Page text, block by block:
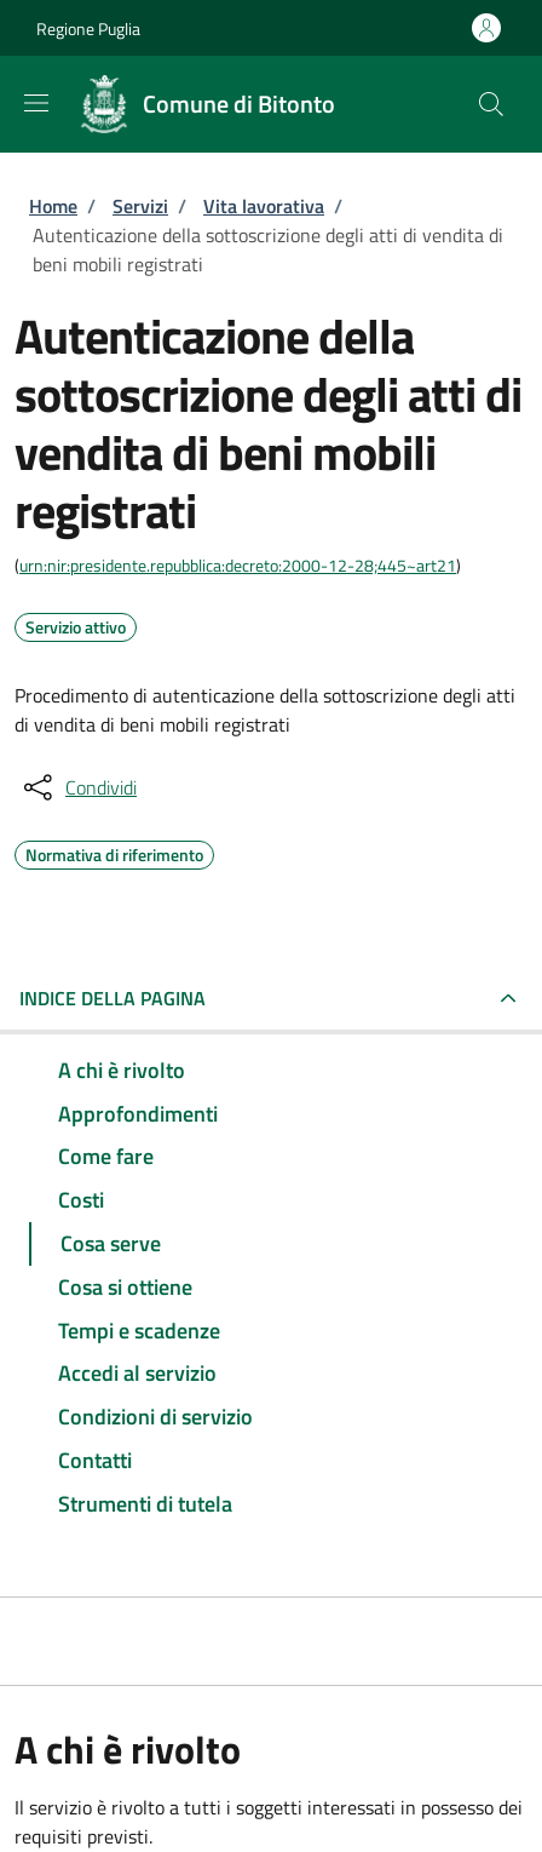
Regione Puglia
Comune di Bitonto
Briciole di pane
Home / Servizi / Vita lavorativa /
Autenticazione della sottoscrizione degli atti di vendita di
beni mobili registrati
Autenticazione della
sottoscrizione degli atti di
vendita di beni mobili
registrati
(urn:nir:presidente.repubblica:decreto:2000-12-28;445~art21)
Servizio attivo
Procedimento di autenticazione della sottoscrizione degli atti
di vendita di beni mobili registrati
Condividi
Normativa di riferimento
INDICE DELLA PAGINA
A chi è rivolto
Approfondimenti
Come fare
Costi
Cosa serve
Cosa si ottiene
Tempi e scadenze
Accedi al servizio
Condizioni di servizio
Contatti
Strumenti di tutela
A chi è rivolto
Il servizio è rivolto a tutti i soggetti interessati in possesso dei
requisiti previsti.